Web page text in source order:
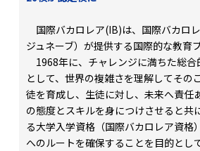
国際バカロレア(IB)は、国際バカロ
ジュネーブ）が提供する国際的な教育
1968年に、チャレンジに満ちた総合
として、世界の複雑さを理解してその
徒を育成し、生徒に対し、未来へ責任
の態度とスキルを身につけさせると共
る大学入学資格（国際バカロレア資格
へのルートを確保することを目的とし